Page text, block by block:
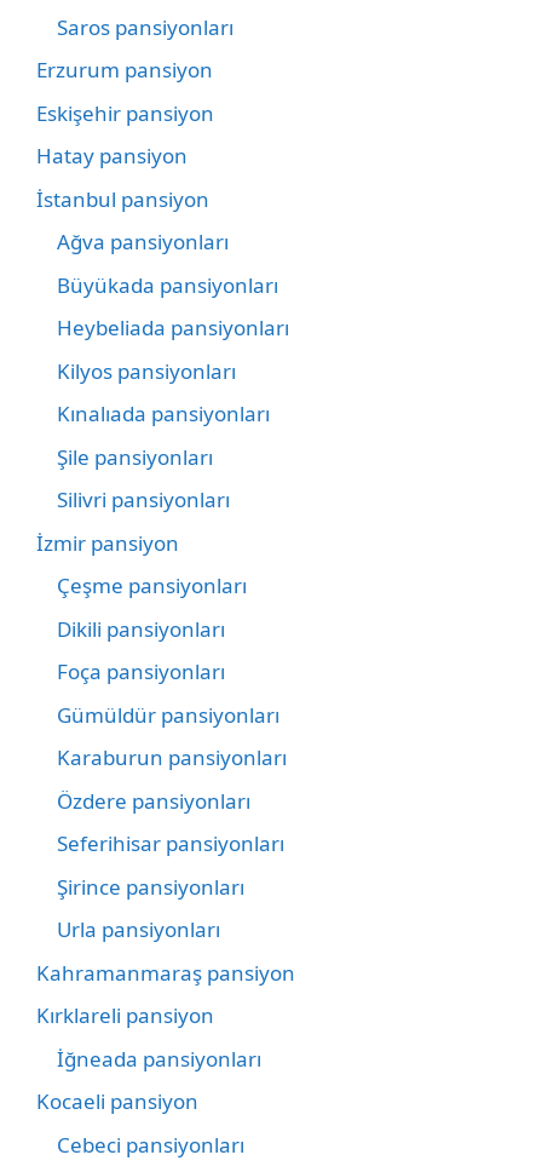
Saros pansiyonları
Erzurum pansiyon
Eskişehir pansiyon
Hatay pansiyon
İstanbul pansiyon
Ağva pansiyonları
Büyükada pansiyonları
Heybeliada pansiyonları
Kilyos pansiyonları
Kınalıada pansiyonları
Şile pansiyonları
Silivri pansiyonları
İzmir pansiyon
Çeşme pansiyonları
Dikili pansiyonları
Foça pansiyonları
Gümüldür pansiyonları
Karaburun pansiyonları
Özdere pansiyonları
Seferihisar pansiyonları
Şirince pansiyonları
Urla pansiyonları
Kahramanmaraş pansiyon
Kırklareli pansiyon
İğneada pansiyonları
Kocaeli pansiyon
Cebeci pansiyonları